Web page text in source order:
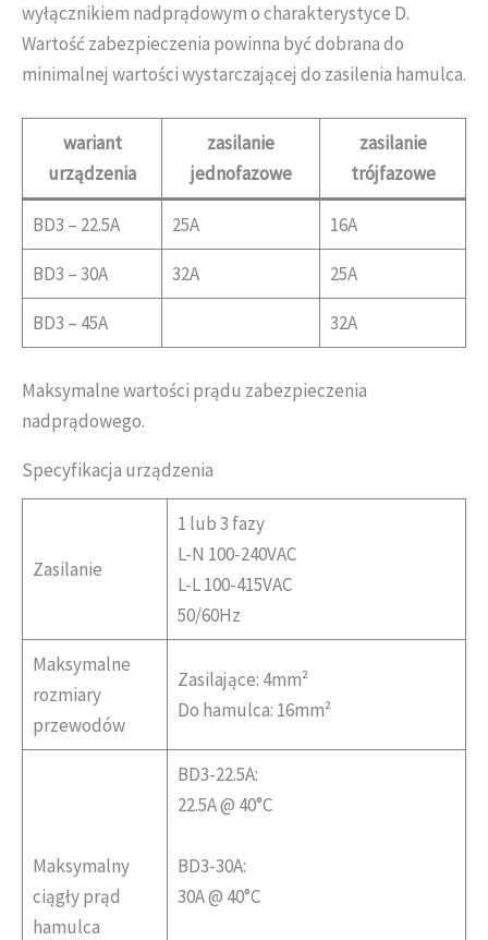
wyłącznikiem nadprądowym o charakterystyce D.
Wartość zabezpieczenia powinna być dobrana do
minimalnej wartości wystarczającej do zasilenia hamulca.
wariant
urządzenia
zasilanie
jednofazowe
zasilanie
trójfazowe
BD3 – 22.5A 25A 16A
BD3 – 30A 32A 25A
BD3 – 45A 32A
Maksymalne wartości prądu zabezpieczenia
nadprądowego.
Specyfikacja urządzenia
Zasilanie
1 lub 3 fazy
L-N 100-240VAC
L-L 100-415VAC
50/60Hz
Maksymalne
rozmiary
przewodów
Zasilające: 4mm²
Do hamulca: 16mm²
Maksymalny
ciągły prąd
hamulca
BD3-22.5A:
22.5A @ 40°C
BD3-30A:
30A @ 40°C